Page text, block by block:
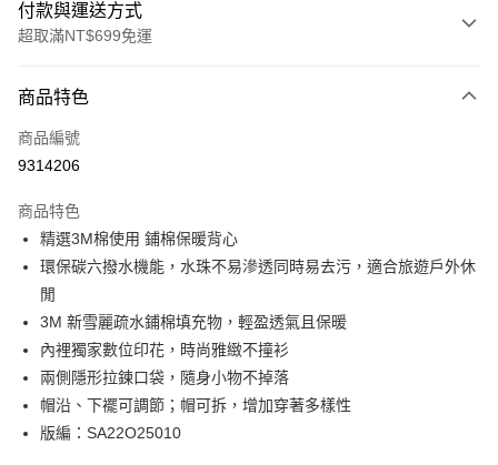
付款與運送方式
超取滿NT$699免運
信用卡一次付款
超商取貨付款
Apple Pay
悠遊付
Google Pay
ATM付款
貨到付款
商品特色
商品編號
9314206
商品特色
精選3M棉使用 鋪棉保暖背心
環保碳六撥水機能，水珠不易滲透同時易去污，適合旅遊戶外休
閒
3M 新雪麗疏水鋪棉填充物，輕盈透氣且保暖
內裡獨家數位印花，時尚雅緻不撞衫
兩側隱形拉鍊口袋，隨身小物不掉落
帽沿、下襬可調節；帽可拆，增加穿著多樣性
版編：SA22O25010